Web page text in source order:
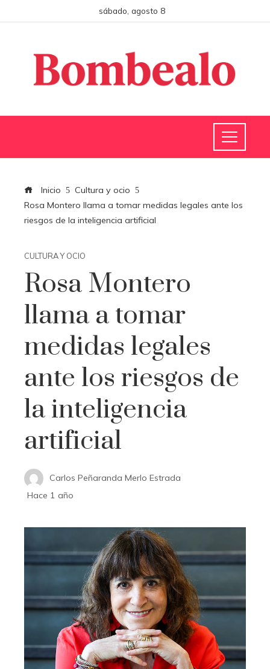
sábado, agosto 8
Inicio
Cultura y ocio
Rosa Montero llama a tomar medidas legales ante los
riesgos de la inteligencia artificial
CULTURA Y OCIO
Rosa Montero
llama a tomar
medidas legales
ante los riesgos de
la inteligencia
artificial
Carlos Peñaranda Merlo Estrada
Hace 1 año